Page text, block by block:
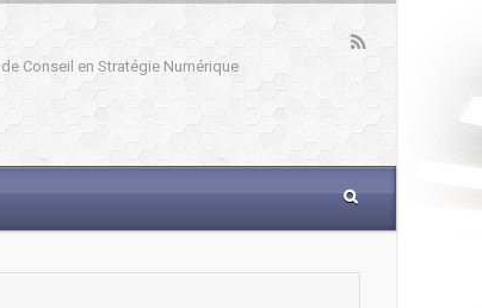
Conseil en Stratégie Numérique